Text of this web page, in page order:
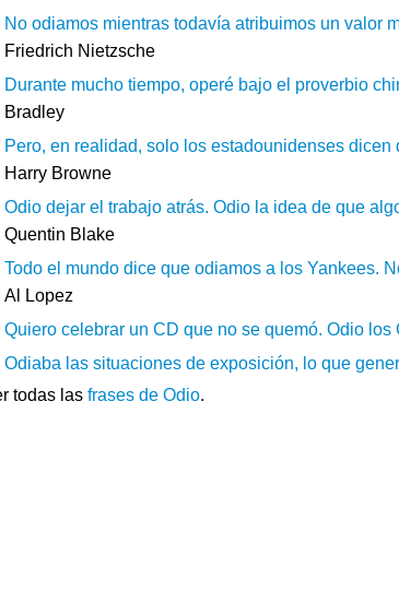
No odiamos mientras todavía atribuimos un valor
Friedrich Nietzsche
Durante mucho tiempo, operé bajo el proverbio
Bradley
Pero, en realidad, solo los estadounidenses
Harry Browne
Odio dejar el trabajo atrás. Odio la idea de que
Quentin Blake
Todo el mundo dice que odiamos a los Yankees.
Al Lopez
Quiero celebrar un CD que no se quemó. Odio los
Odiaba las situaciones de exposición, lo que
todas las frases de Odio.